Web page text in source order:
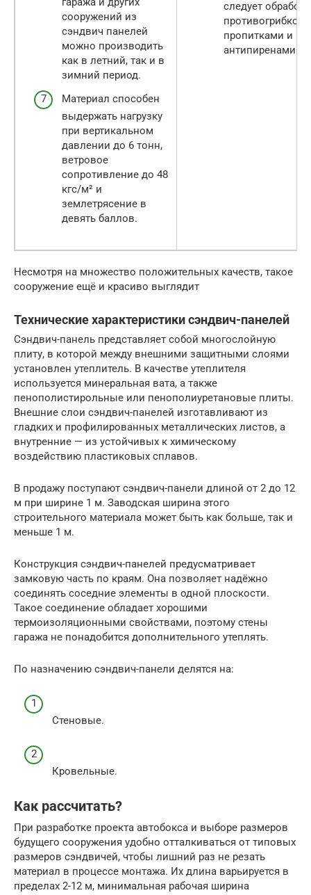
сооружений из
сэндвич панелей
можно производить
как в летний, так и в
зимний период.
Материал способен
выдержать нагрузку
при вертикальном
давлении до 6 тонн,
ветровое
сопротивление до 48
кгс/м² и
землетрясение в
девять баллов.
следует
пропитками и
антипиренами.
Несмотря на множество положительных качеств, такое
сооружение ещё и красиво выглядит
Технические характеристики сэндвич-панелей
Сэндвич-панель представляет собой многослойную
плиту, в которой между внешними защитными слоями
установлен утеплитель. В качестве утеплителя
используется минеральная вата, а также
пенополистирольные или пенополиуретановые плиты.
Внешние слои сэндвич-панелей изготавливают из
гладких и профилированных металлических листов, а
внутренние — из устойчивых к химическому
воздействию пластиковых сплавов.
В продажу поступают сэндвич-панели длиной от 2 до 12
м при ширине 1 м. Заводская ширина этого
строительного материала может быть как больше, так и
меньше 1 м.
Конструкция сэндвич-панелей предусматривает
замковую часть по краям. Она позволяет надёжно
соединять соседние элементы в одной плоскости.
Такое соединение обладает хорошими
термоизоляционными свойствами, поэтому стены
гаража не понадобится дополнительного утеплять.
По назначению сэндвич-панели делятся на:
Стеновые.
Кровельные.
Как рассчитать?
При разработке проекта автобокса и выборе размеров
будущего сооружения удобно отталкиваться от типовых
размеров сэндвичей, чтобы лишний раз не резать
материал в процессе монтажа. Их длина варьируется в
пределах 2-12 м, минимальная рабочая ширина